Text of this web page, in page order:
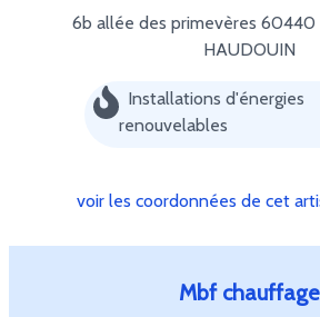
6b allée des primevères 60440
HAUDOUIN
Installations d'énergies
renouvelables
voir les coordonnées de cet
Mbf chauffage